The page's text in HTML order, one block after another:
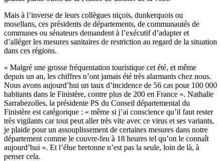
Mais à l’inverse de leurs collègues niçois, dunkerquois ou
mosellans, ces présidents de départements, de communautés de
communes ou sénateurs demandent à l’exécutif d’adapter et
d’alléger les mesures sanitaires de restriction au regard de la situation
dans ces régions.
« Malgré une grosse fréquentation touristique cet été, et même
depuis un an, les chiffres n’ont jamais été très alarmants chez nous.
Nous avons aujourd’hui un taux d’incidence de 56 cas pour 100 000
habitants dans le Finistère, contre plus de 200 en France ». Nathalie
Sarrabezolles, la présidente PS du Conseil départemental du
Finistère est catégorique : « même si j’ai conscience qu’il faut rester
très vigilants car tout peut aller très vite avec ce virus et ses variants,
je plaide pour un assouplissement de certaines mesures dans notre
département comme le couvre-feu à 18 heures tel qu’on le connaît
aujourd’hui ». Et l’élue bretonne n’est pas la seule, loin de là, à
penser cela.